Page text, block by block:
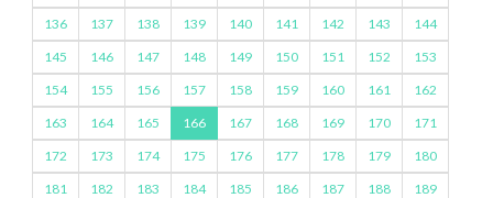
136
137 138 139 140 141 142 143
144
145
146 147 148 149 150 151 152
153
154
155 156 157 158 159 160 161
162
163
164 165 166 167 168 169 170
171
172
173 174 175 176 177 178 179
180
181
182 183 184 185 186 187 188
189